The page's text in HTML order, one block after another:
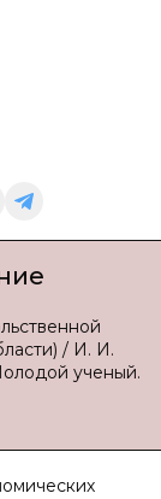
/ И. И.
ученый.